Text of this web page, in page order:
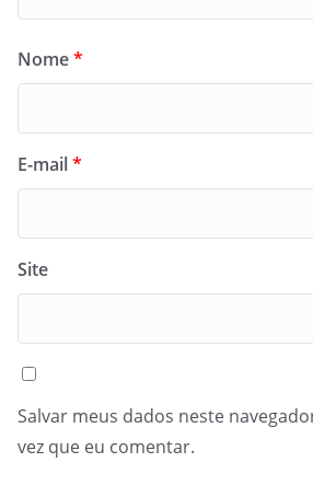
Nome*
E-mail*
Site
Salvar meus dados neste
vez que eu comentar.